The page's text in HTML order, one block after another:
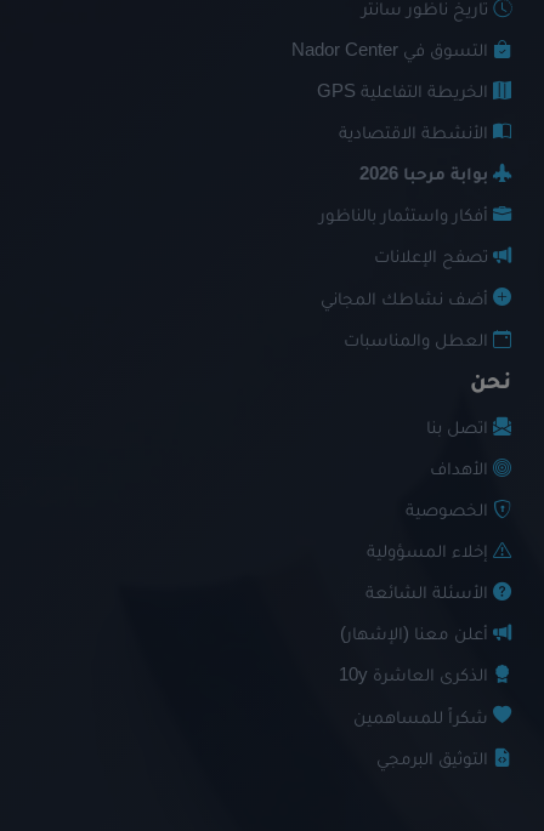
تاريخ ناظور سانتر
التسوق في Nador Center
الخريطة التفاعلية GPS
الأنشطة الاقتصادية
بوابة مرحبا 2026
أفكار واستثمار بالناظور
تصفح الإعلانات
أضف نشاطك المجاني
العطل والمناسبات
نحن
اتصل بنا
الأهداف
الخصوصية
إخلاء المسؤولية
الأسئلة الشائعة
أعلن معنا (الإشهار)
الذكرى العاشرة 10y
شكراً للمساهمين
التوثيق البرمجي